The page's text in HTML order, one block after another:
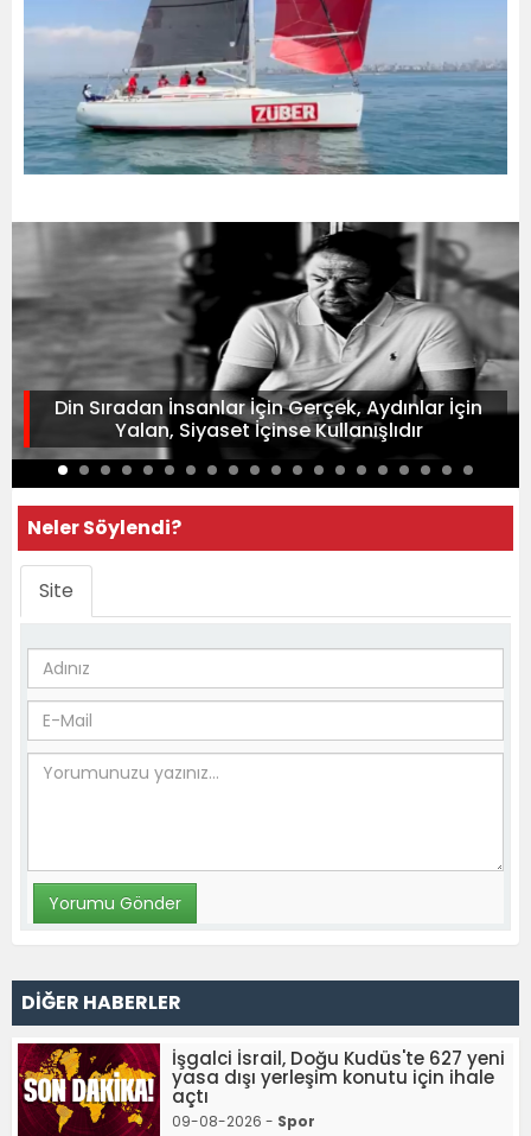
Din Sıradan İnsanlar İçin Gerçek, Aydınlar İçin
Yalan, Siyaset İçinse Kullanışlıdır
Neler Söylendi?
Site
DİĞER HABERLER
İşgalci İsrail, Doğu Kudüs'te 627 yeni
yasa dışı yerleşim konutu için ihale
açtı
09-08-2026 - Spor